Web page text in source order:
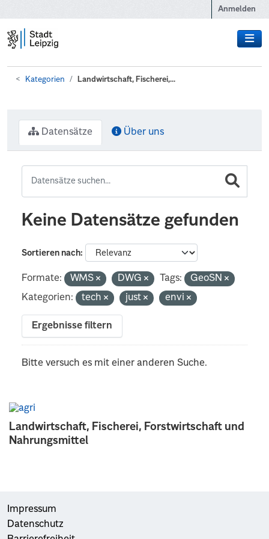
Anmelden
Kategorien Landwirtschaft, Fischerei,...
Landwirtschaft, Fischerei, Forstwirtschaft und
Nahrungsmittel
Datensätze Über uns
Keine Datensätze gefunden
Sortieren nach
Formate: WMS DWG Tags:
GeoSN
Kategorien:
tech just envi
Ergebnisse filtern
Bitte versuch es mit einer anderen Suche.
Impressum
Datenschutz